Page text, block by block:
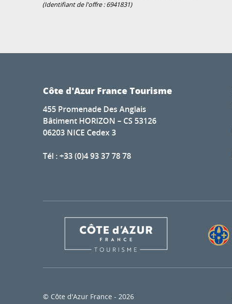
(Identifiant de l'offre :6941831)
Côte d'Azur France Tourisme
455 Promenade Des Anglais
Bâtiment HORIZON – CS 53126
06203 NICE Cedex 3
Tél : +33 (0)4 93 37 78 78
© Côte d'Azur France - 2026